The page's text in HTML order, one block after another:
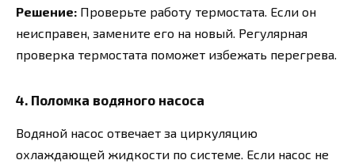
Решение: Проверьте работу термостата. Если он
неисправен, замените его на новый. Регулярная
проверка термостата поможет избежать перегрева.
4. Поломка водяного насоса
Водяной насос отвечает за циркуляцию
охлаждающей жидкости по системе. Если насос не